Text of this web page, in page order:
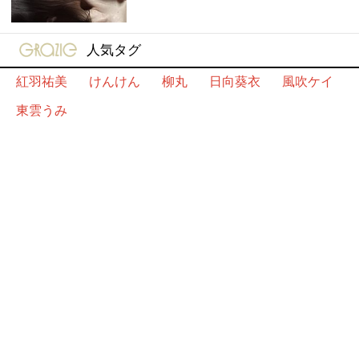
gravure-grazie
人気タグ
紅羽祐美
けんけん 柳丸 日向葵衣
風吹ケイ
東雲うみ